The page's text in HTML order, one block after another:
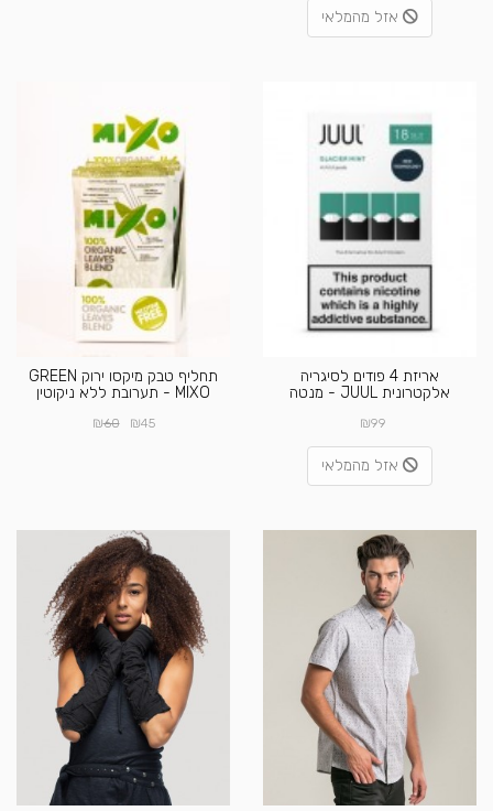
אזל מהמלאי
אריזת 4 פודים לסיגריה
אלקטרונית JUUL - מנטה
₪99
אזל מהמלאי
תחליף טבק מיקסו ירוק GREEN
MIXO - תערובת ללא ניקוטין
₪45
₪60